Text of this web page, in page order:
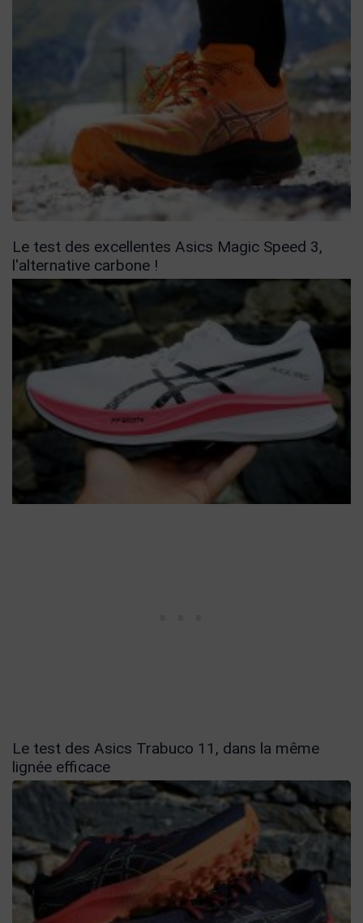
Le test des excellentes Asics Magic Speed 3,
l'alternative carbone !
Le test des Asics Trabuco 11, dans la même
lignée efficace